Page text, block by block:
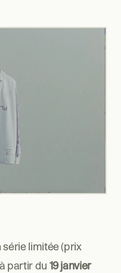
limitée (prix
partir du 19 janvier